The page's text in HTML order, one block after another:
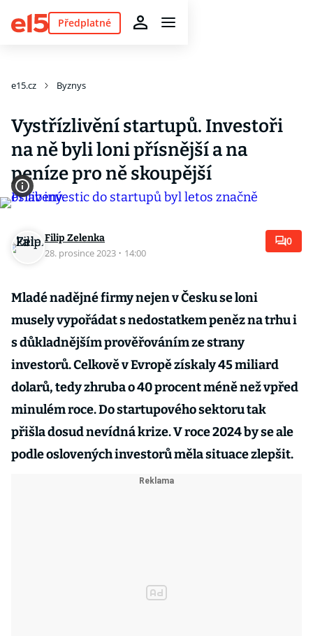
Předplatné
e15.cz Byznys
Vystřízlivění startupů. Investoři
na ně byli loni přísnější a na
peníze pro ně skoupější
Filip Zelenka
28. prosince 2023 · 14:00
0
Mladé nadějné firmy nejen v Česku se loni
musely vypořádat s nedostatkem peněz na trhu i
s důkladnějším prověřováním ze strany
investorů. Celkově v Evropě získaly 45 miliard
dolarů, tedy zhruba o 40 procent méně než vpřed
minulém roce. Do startupového sektoru tak
přišla dosud nevídná krize. V roce 2024 by se ale
podle oslovených investorů měla situace zlepšit.